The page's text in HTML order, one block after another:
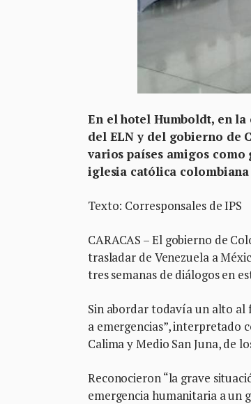
En el hotel Humboldt, en
del ELN y del gobierno de
varios países amigos como
iglesia católica colombiana
Texto: Corresponsales de IPS
CARACAS – El gobierno de
trasladar de Venezuela a
tres semanas de diálogos en
Sin abordar todavía un alto al
a emergencias”, interpretado
Calima y Medio San Juna, de
Reconocieron “la grave
emergencia humanitaria a un